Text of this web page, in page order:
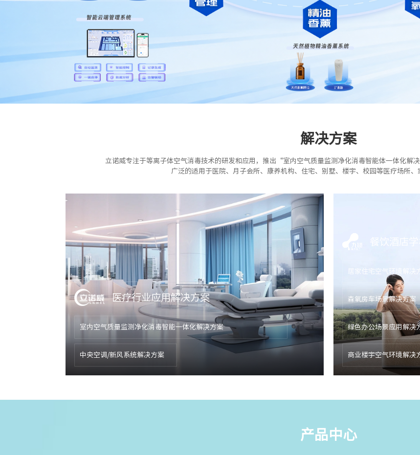
解决方案
立诺威专注于等离子体空气消毒技术的研发和应用，推出“室内空气质量监测净化消毒智能体一体化
广泛的适用于医院、月子会所、康养机构、住宅、别墅、楼宇、校园等医疗场所、
医疗行业应用解决方案
室内空气质量监测净化消毒智能一体化解决方案
中央空调/新风系统解决方案
餐饮酒店
居家住宅空气环境解决
森氧房车场景解决方案
绿色办公场景应用解决
商业楼宇空气环境解决
产品中心